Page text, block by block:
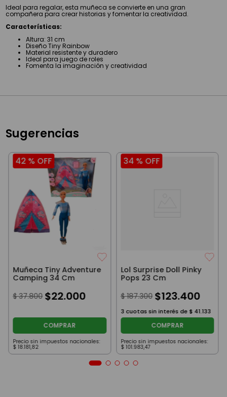
Ideal para regalar, esta muñeca se convierte en una gran
compañera para crear historias y fomentar la creatividad.
Características:
Altura: 31 cm
Diseño Tiny Rainbow
Material resistente y duradero
Ideal para juego de roles
Fomenta la imaginación y creatividad
Sugerencias
42 % OFF
Muñeca Tiny Adventure
Camping 34 Cm
$ 37.800 $22.000
COMPRAR
Precio sin impuestos nacionales:
$ 18.181,82
34 % OFF
Lol Surprise Doll Pinky
Pops 23 Cm
$ 187.300 $123.400
3 cuotas sin interés de $ 41.133
COMPRAR
Precio sin impuestos nacionales:
$ 101.983,47